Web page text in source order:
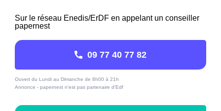
Sur le réseau Enedis/ErDF en appelant un conseiller
papernest
09 77 40 77 82
Ouvert du Lundi au Dimanche de 8h00 à 21h
Annonce - papernest n'est pas partenaire d'Edf